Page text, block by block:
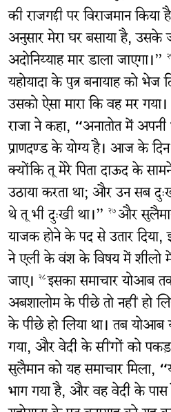
की राजगद्दी पर विराजमान
अनुसार मेरा घर बसाया है,
अदोनिय्याह मार डाला जाएगा।”
यहोयादा के पुत्र बनायाह को
उसको ऐसा मारा कि वह मर गया।
राजा ने कहा, “अनातोत में
प्राणदण्ड के योग्य है। आज के
क्योंकि तू मेरे पिता दाऊद के
उठाया करता था; और उन सब
थे तू भी दुःखी था।” २७और
याजक होने के पद से उतार
ने एली के वंश के विषय में शीलो
जाए। २८इसका समाचार योआब
अबशालोम के पीछे तो नहीं हो
के पीछे हो लिया था। तब योआब
गया, और वेदी के सींगों को
सुलैमान को यह समाचार मिला,
भाग गया है, और वह वेदी के